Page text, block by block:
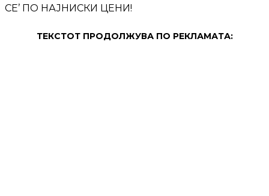
СЕ’ ПО НАЈНИСКИ ЦЕНИ!
ТЕКСТОТ ПРОДОЛЖУВА ПО РЕКЛАМАТА: